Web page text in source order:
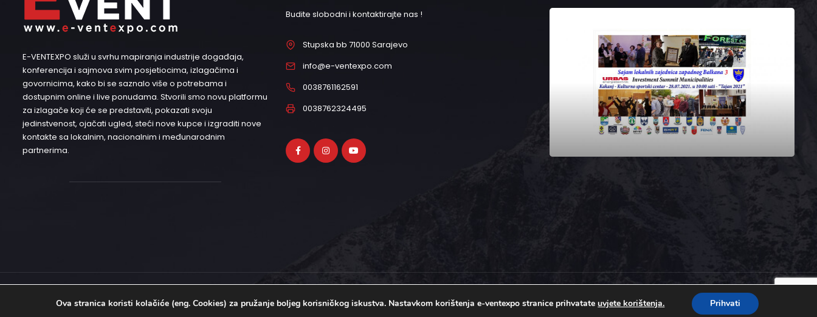
E-VENTEXPO služi u svrhu mapiranja industrije događaja,
konferencija i sajmova svim posjetiocima, izlagačima i
govornicima, kako bi se saznalo više o potrebama i
dostupnim online i live ponudama. Stvorili smo novu platformu
za izlagače koji će se predstaviti, pokazati svoju
jedinstvenost, ojačati ugled, steći nove kupce i izgraditi nove
kontakte sa lokalnim, nacionalnim i međunarodnim
partnerima.
Budite slobodni i kontaktirajte nas !
Stupska bb 71000 Sarajevo
info@e-ventexpo.com
0038761162591
0038762324495
© 2020 E-ventexpo – Sva prava zadržana | Development EBTEH
Ova stranica koristi kolačiće (eng. Cookies) za pružanje boljeg korisničkog iskustva. Nastavkom korištenja e-ventexpo stranice prihvatateuvjete korištenja. Prihvati